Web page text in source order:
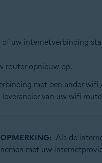
uw internetverbinding
router opnieuw op.
met een ander
leverancier van uw wifi-
OPMERKING: Als de
nemen met uw